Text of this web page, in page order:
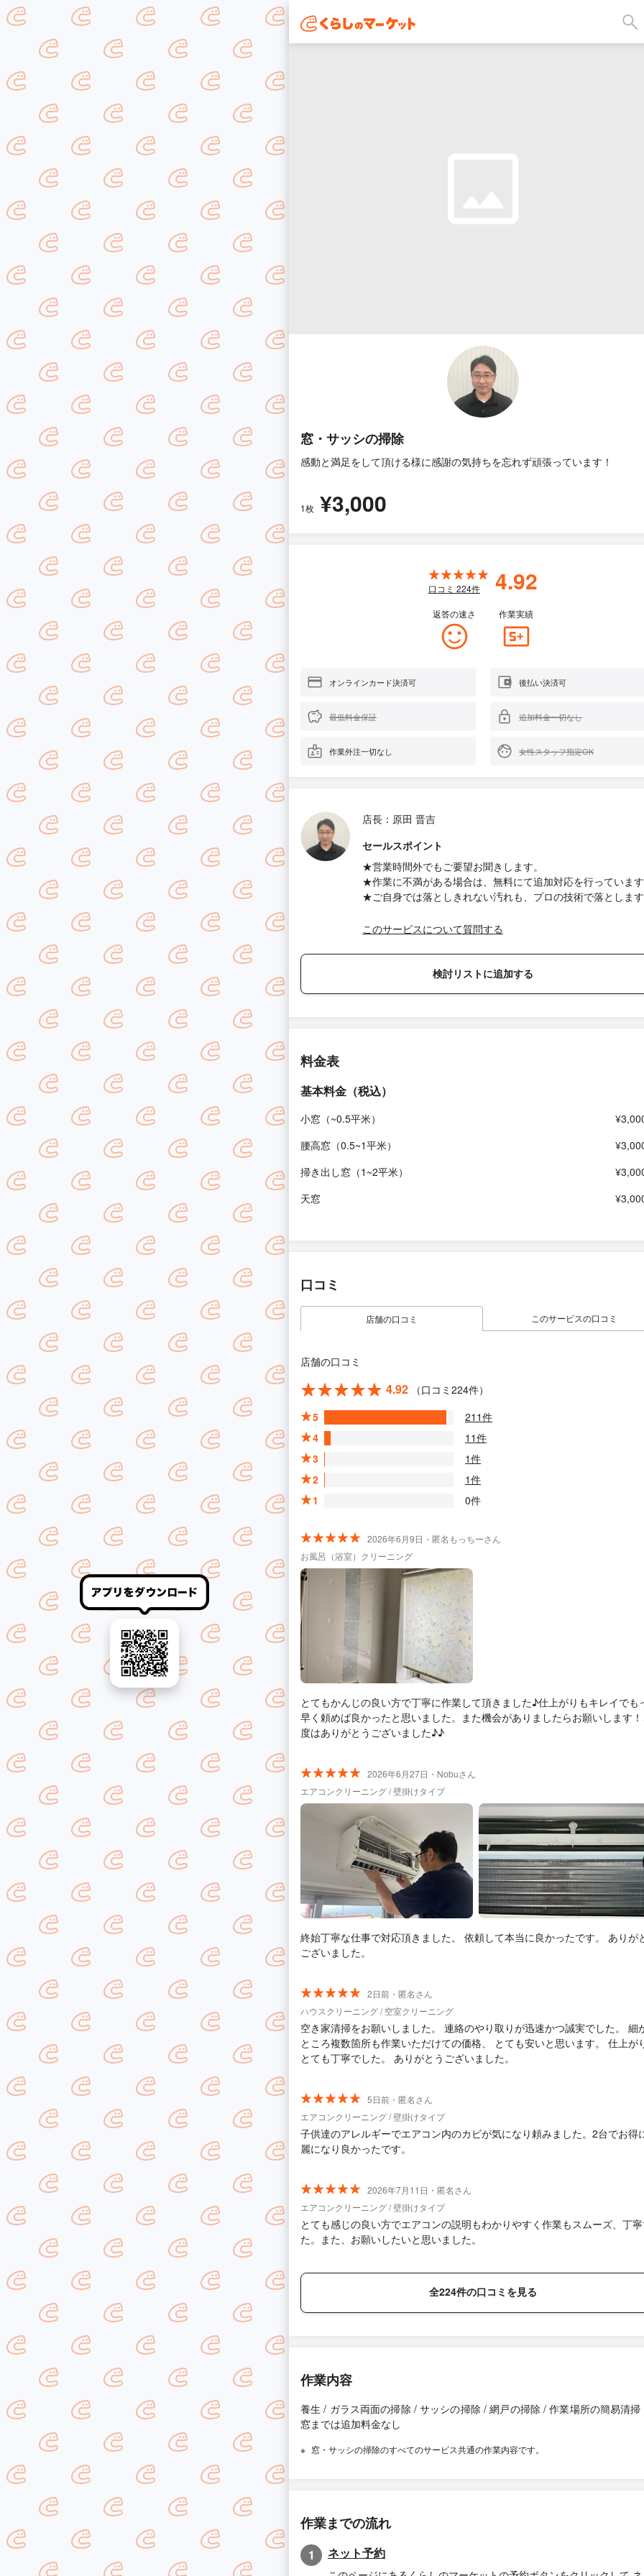
窓・サッシの掃除
感動と満足をして頂ける様に感謝の気持ちを忘れず頑張っています！
1枚 ¥3,000
口コミ 224件 4.92
返答の速さ 作業実績
オンラインカード決済可 後払い決済可
最低料金保証 追加料金一切なし
作業外注一切なし 女性スタッフ指定OK
店長：原田 晋吉
セールスポイント
★営業時間外でもご要望お聞きします。
★作業に不満がある場合は、無料にて追加対応を行っていま
★ご自身では落としきれない汚れも、プロの技術で落としま
このサービスについて質問する
検討リストに追加する
料金表
基本料金（税込）
小窓（~0.5平米）
腰高窓（0.5~1平米）
掃き出し窓（1~2平米）
天窓
口コミ
店舗の口コミ このサービスの口コミ
店舗の口コミ
4.92
（口コミ224件）
5
211件
4
11件
3
1件
2
1件
1
0件
2026年6月9日・匿名もっちーさん
お風呂（浴室）クリーニング
とてもかんじの良い方で丁寧に作業して頂きました♪仕上がりもキレイでも
早く頼めば良かったと思いました。また機会がありましたらお願いします
度はありがとうございました♪♪
2026年6月27日・Nobuさん
エアコンクリーニング / 壁掛けタイプ
終始丁寧な仕事で対応頂きました。 依頼して本当に良かったです。 ありが
ございました。
2日前・匿名さん
ハウスクリーニング / 空室クリーニング
空き家清掃をお願いしました。 連絡のやり取りが迅速かつ誠実でした。 細
ところ複数箇所も作業いただけての価格、 とても安いと思います。 仕上が
とても丁寧でした。 ありがとうございました。
5日前・匿名さん
エアコンクリーニング / 壁掛けタイプ
子供達のアレルギーでエアコン内のカビが気になり頼みました。2台でお得
麗になり良かったです。
2026年7月11日・匿名さん
エアコンクリーニング / 壁掛けタイプ
とても感じの良い方でエアコンの説明もわかりやすく作業もスムーズ、丁
た。また、お願いしたいと思いました。
全224件の口コミを見る
作業内容
養生 / ガラス両面の掃除 / サッシの掃除 / 網戸の掃除 / 作業場所の簡易清掃
窓までは追加料金なし
窓・サッシの掃除のすべてのサービス共通の作業内容です。
作業までの流れ
1 ネット予約